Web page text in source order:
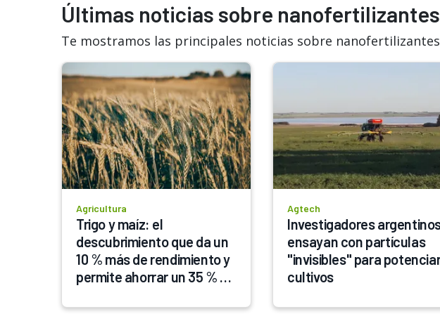
Últimas noticias sobre nanofertilizantes
Te mostramos las principales noticias sobre
Agricultura
Trigo y maíz: el
descubrimiento que da un
10 % más de rendimiento y
permite ahorrar un 35 %
Agtech
Investigadores
ensayan con partículas
"invisibles" para
cultivos